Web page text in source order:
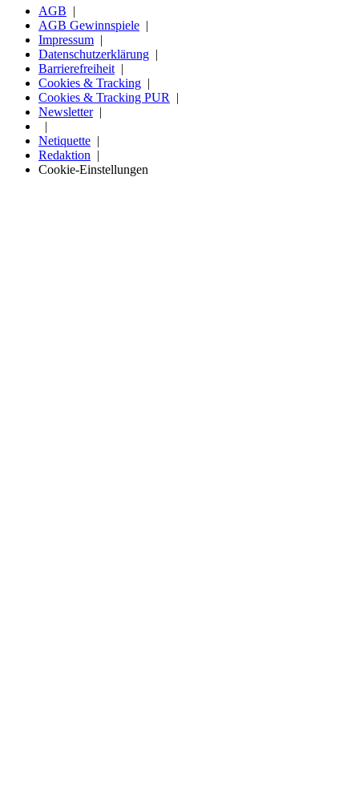
AGB
AGB Gewinnspiele
Impressum
Datenschutzerklärung
Barrierefreiheit
Cookies & Tracking
Cookies & Tracking PUR
Newsletter
Netiquette
Redaktion
Cookie-Einstellungen